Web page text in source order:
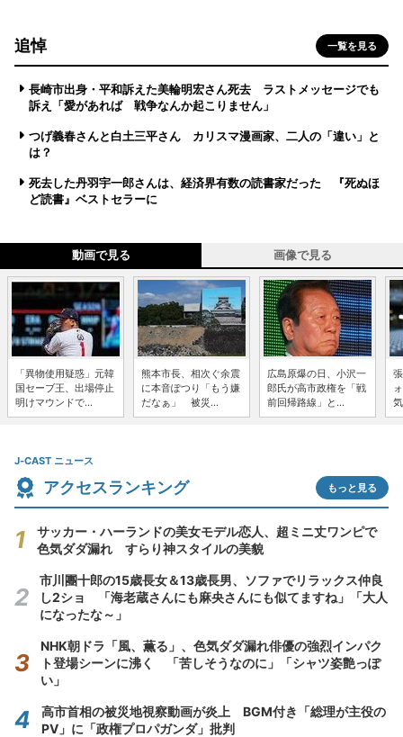
追悼 一覧を見る
長崎市出身・平和訴えた美輪明宏さん死去 ラストメッセージでも
訴え「愛があれば 戦争なんか起こりません」
つげ義春さんと白土三平さん カリスマ漫画家、二人の「違い」と
は？
死去した丹羽宇一郎さんは、経済界有数の読書家だった 『死ぬほ
ど読書』ベストセラーに
動画で見る 画像で見る
「異物使用疑惑」元韓
国セーブ王、出場停止
明けマウンドで...
熊本市長、相次ぐ余震
に本音ぽつり「もう嫌
だなぁ」 被災...
広島原爆の日、小沢一
郎氏が高市政権を「戦
前回帰路線」と...
J-CAST ニュース
アクセスランキング もっと見る
サッカー・ハーランドの美女モデル恋人、超ミニ丈ワンピで
色気ダダ漏れ すらり神スタイルの美貌
市川團十郎の15歳長女＆13歳長男、ソファでリラックス仲良
し2ショ 「海老蔵さんにも麻央さんにも似てますね」「大人
になったな～」
NHK朝ドラ「風、薫る」、色気ダダ漏れ俳優の強烈インパク
ト登場シーンに沸く 「苦しそうなのに」「シャツ姿艶っぽ
い」
高市首相の被災地視察動画が炎上 BGM付き「総理が主役の
PV」に「政権プロパガンダ」批判